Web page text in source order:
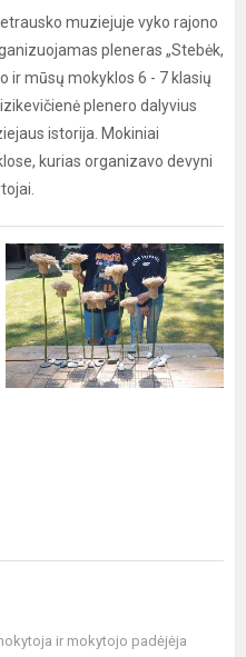
muziejuje vyko rajono
pleneras „Stebėk,
ir mūsų mokyklos 6 - 7 klasių
plenero dalyvius
istorija. Mokiniai
kurias organizavo devyni
ir mokytojo padėjėja